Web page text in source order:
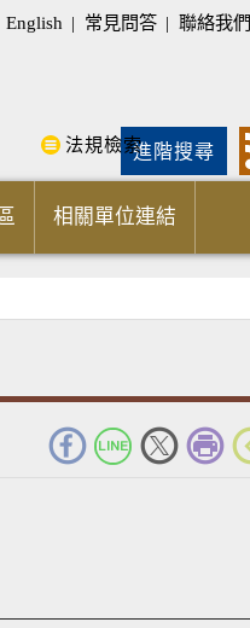
English | 常見問答 | 聯絡我們
進階搜尋
法規檢索
相關單位連結